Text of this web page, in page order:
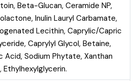
Beta-Glucan, Ceramide NP,
Inulin Lauryl Carbamate,
Lecithin, Caprylic/Capric
Caprylyl Glycol, Betaine,
Acid, Sodium Phytate, Xanthan
Ethylhexylglycerin.